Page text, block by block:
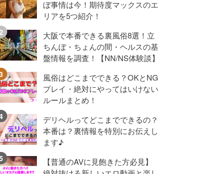
ぼ事情は今！期待度マックスのエ
リアを5つ紹介！
大阪で本番できる裏風俗8選！立
ちんぼ・ちょんの間・ヘルスの基
盤情報を調査！【NN/NS体験談】
風俗はどこまでできる？OKとNG
プレイ・絶対にやってはいけない
ルールまとめ！
デリヘルってどこまでできるの？
本番は？裏情報を特別にお伝えし
ます♪
【普通のAVに見飽きた方必見】